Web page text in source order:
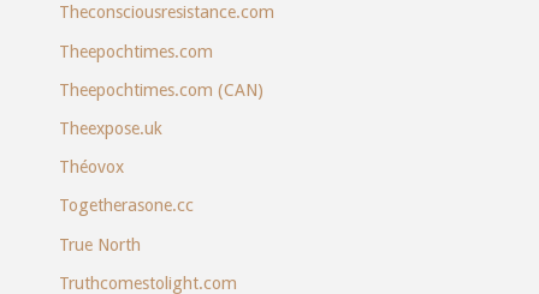
Theconsciousresistance.com
Theepochtimes.com
Theepochtimes.com (CAN)
Theexpose.uk
Théovox
Togetherasone.cc
True North
Truthcomestolight.com